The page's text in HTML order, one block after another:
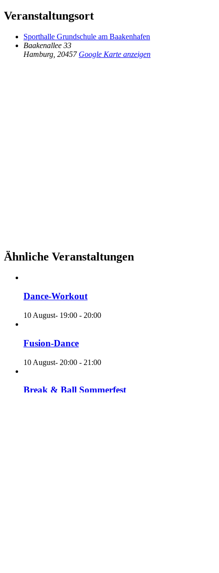
Veranstaltungsort
Sporthalle Grundschule am Baakenhafen
Baakenallee 33
Hamburg 20457 Google Karte anzeigen
Ähnliche Veranstaltungen
Dance-Workout
10 August- 19:00 - 20:00
Fusion-Dance
10 August- 20:00 - 21:00
Break & Ball Sommerfest